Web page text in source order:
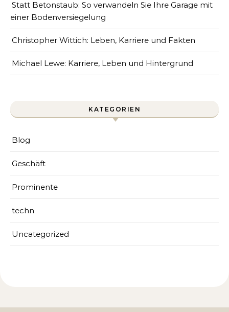
Statt Betonstaub: So verwandeln Sie Ihre Garage mit
einer Bodenversiegelung
Christopher Wittich: Leben, Karriere und Fakten
Michael Lewe: Karriere, Leben und Hintergrund
KATEGORIEN
Blog
Geschäft
Prominente
techn
Uncategorized